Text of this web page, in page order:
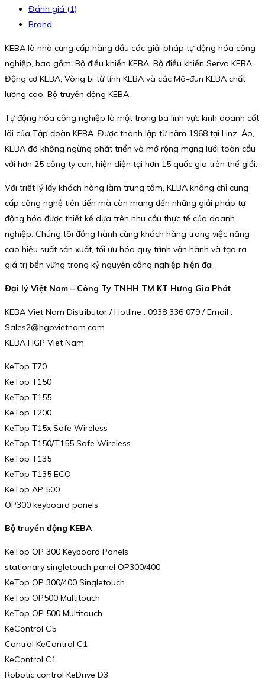
Đánh giá (1)
Brand
KEBA là nhà cung cấp hàng đầu các giải pháp tự động hóa công
nghiệp, bao gồm: Bộ điều khiển KEBA, Bộ điều khiển Servo KEBA,
Động cơ KEBA, Vòng bi từ tính KEBA và các Mô-đun KEBA chất
lượng cao. Bộ truyền động KEBA
Tự động hóa công nghiệp là một trong ba lĩnh vực kinh doanh cốt
lõi của Tập đoàn KEBA. Được thành lập từ năm 1968 tại Linz, Áo,
KEBA đã không ngừng phát triển và mở rộng mạng lưới toàn cầu
với hơn 25 công ty con, hiện diện tại hơn 15 quốc gia trên thế giới.
Với triết lý lấy khách hàng làm trung tâm, KEBA không chỉ cung
cấp công nghệ tiên tiến mà còn mang đến những giải pháp tự
động hóa được thiết kế dựa trên nhu cầu thực tế của doanh
nghiệp. Chúng tôi đồng hành cùng khách hàng trong việc nâng
cao hiệu suất sản xuất, tối ưu hóa quy trình vận hành và tạo ra
giá trị bền vững trong kỷ nguyên công nghiệp hiện đại.
Đại lý Việt Nam – Công Ty TNHH TM KT Hưng Gia Phát
KEBA Viet Nam Distributor / Hotline : 0938 336 079 / Email :
Sales2@hgpvietnam.com
KEBA HGP Viet Nam
KeTop T70
KeTop T150
KeTop T155
KeTop T200
KeTop T15x Safe Wireless
KeTop T150/T155 Safe Wireless
KeTop T135
KeTop T135 ECO
KeTop AP 500
OP300 keyboard panels
Bộ truyền động KEBA
KeTop OP 300 Keyboard Panels
stationary singletouch panel OP300/400
KeTop OP 300/400 Singletouch
KeTop OP500 Multitouch
KeTop OP 500 Multitouch
KeControl C5
Control KeControl C1
KeControl C1
Robotic control KeDrive D3